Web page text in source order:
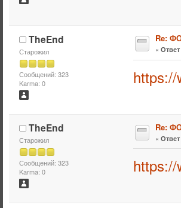
TheEnd
Старожил
Сообщений: 323
Karma: 0
Re:
« Ответ
TheEnd
Старожил
Сообщений: 323
Karma: 0
Re:
« Ответ